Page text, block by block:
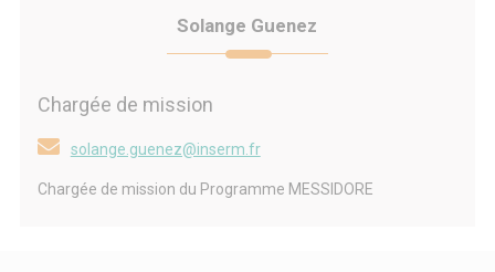
Solange Guenez
Chargée de mission
solange.guenez@inserm.fr
Chargée de mission du Programme MESSIDORE